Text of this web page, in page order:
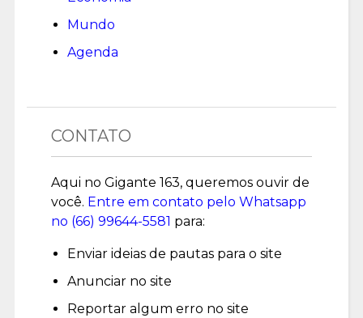
Mundo
Agenda
CONTATO
Aqui no Gigante 163, queremos ouvir de
você. Entre em contato pelo Whatsapp
no (66) 99644-5581 para:
Enviar ideias de pautas para o site
Anunciar no site
Reportar algum erro no site